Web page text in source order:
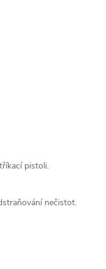
pistoli.
nečistot.